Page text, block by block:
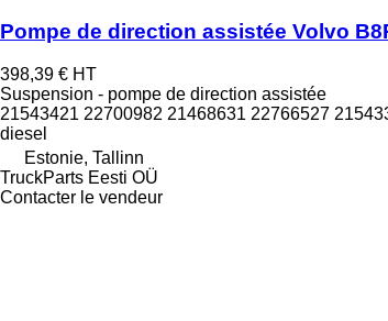
Pompe de direction assistée Volvo
398,39 € HT
Suspension - pompe de direction assistée
21543421 22700982 21468631 22766527
diesel
Estonie, Tallinn
TruckParts Eesti OÜ
Contacter le vendeur